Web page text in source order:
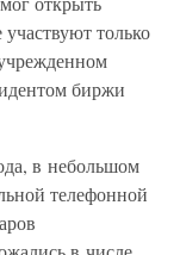
только
биржи
в небольшом
телефонной